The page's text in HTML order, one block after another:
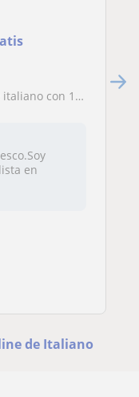
de experiencia
en
de Italiano